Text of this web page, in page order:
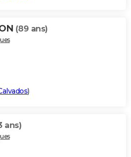
(89 ans)
)
ans)